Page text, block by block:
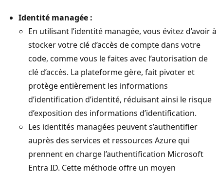
Identité managée :
En utilisant l’identité managée, vous évitez d’avoir à
stocker votre clé d’accès de compte dans votre
code, comme vous le faites avec l’autorisation de
clé d’accès. La plateforme gère, fait pivoter et
protège entièrement les informations
d’identification d’identité, réduisant ainsi le risque
d’exposition des informations d’identification.
Les identités managées peuvent s’authentifier
auprès des services et ressources Azure qui
prennent en charge l’authentification Microsoft
Entra ID. Cette méthode offre un moyen